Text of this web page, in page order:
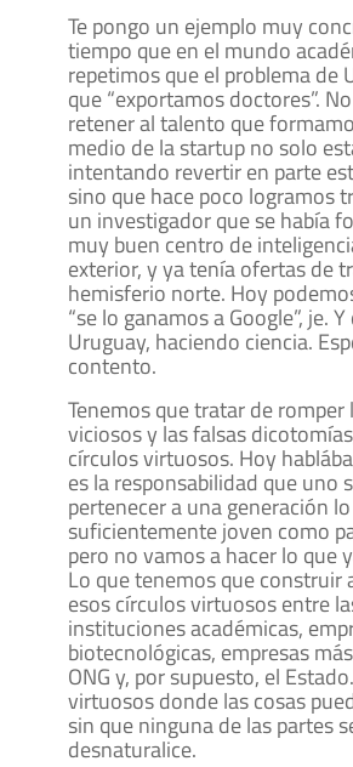
Te pongo un ejemplo muy
tiempo que en el mundo
repetimos que el problema de
que “exportamos doctores”.
retener al talento que
medio de la startup no solo
intentando revertir en parte
sino que hace poco logramos
un investigador que se había
muy buen centro de
exterior, y ya tenía ofertas de
hemisferio norte. Hoy
“se lo ganamos a Google”, je.
Uruguay, haciendo ciencia.
contento.
Tenemos que tratar de romper
viciosos y las falsas
círculos virtuosos. Hoy
es la responsabilidad que uno
pertenecer a una generación lo
suficientemente joven como
pero no vamos a hacer lo que
Lo que tenemos que construir
esos círculos virtuosos entre
instituciones académicas,
biotecnológicas, empresas
ONG y, por supuesto, el
virtuosos donde las cosas
sin que ninguna de las partes
desnaturalice.